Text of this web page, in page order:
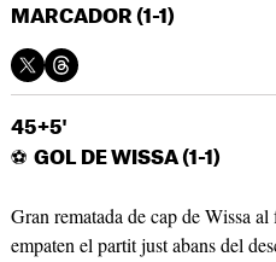
MARCADOR (1-1)
45+5'
⚽ GOL DE WISSA(1-1)
Gran rematada de cap de Wissa
empaten el partit just abans del